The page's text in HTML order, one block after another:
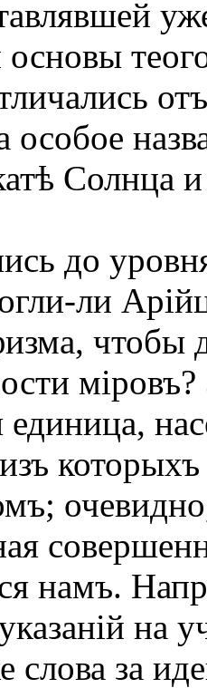
Солнца
до
ли
чтобы
единица,
намъ.
на
слова за